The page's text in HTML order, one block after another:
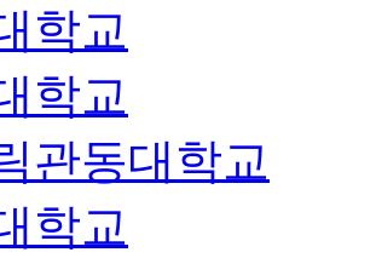
학교
학교
관동대학교
학교